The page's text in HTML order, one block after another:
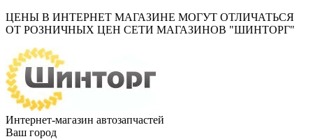
ЦЕНЫ В ИНТЕРНЕТ МАГАЗИНЕ МОГУТ ОТЛИЧАТЬСЯ
ОТ РОЗНИЧНЫХ ЦЕН СЕТИ МАГАЗИНОВ "ШИНТОРГ"
Интернет-магазин автозапчастей
Ваш город